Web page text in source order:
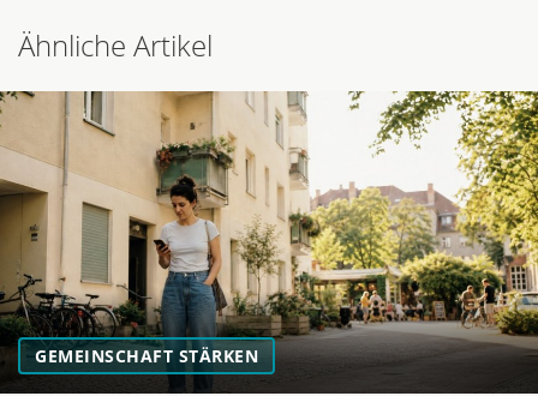
Ähnliche Artikel
GEMEINSCHAFT STÄRKEN